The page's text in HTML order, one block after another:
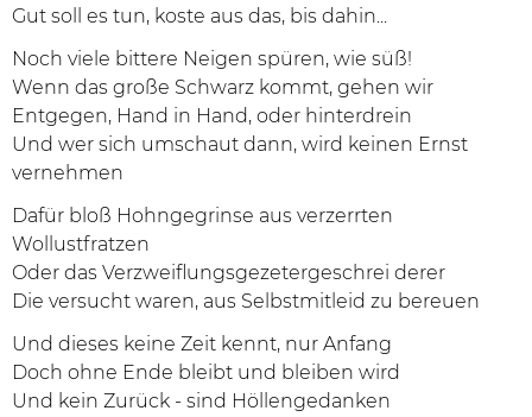
Gut soll es tun, koste aus das, bis dahin...
Noch viele bittere Neigen spüren, wie süß!
Wenn das große Schwarz kommt, gehen wir
Entgegen, Hand in Hand, oder hinterdrein
Und wer sich umschaut dann, wird keinen Ernst
vernehmen
Dafür bloß Hohngegrinse aus verzerrten
Wollustfratzen
Oder das Verzweiflungsgezetergeschrei derer
Die versucht waren, aus Selbstmitleid zu bereuen
Und dieses keine Zeit kennt, nur Anfang
Doch ohne Ende bleibt und bleiben wird
Und kein Zurück - sind Höllengedanken